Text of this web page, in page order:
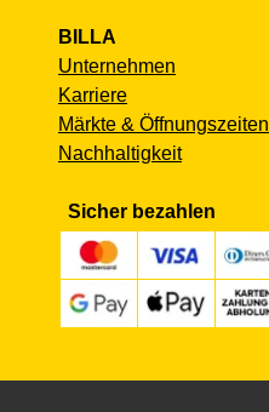
BILLA
Unternehmen
Karriere
Märkte & Öffnungszeiten
Nachhaltigkeit
Sicher bezahlen